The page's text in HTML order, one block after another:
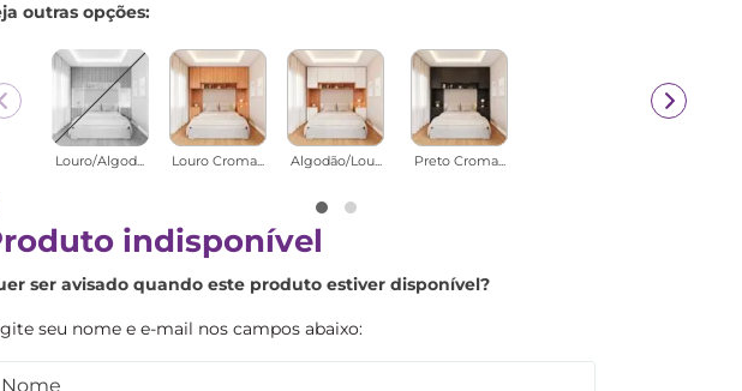
outras opções:
Louro/Algod... Louro Croma... Algodão/Lou... Preto Croma...
indisponível
ser avisado quando este produto estiver disponível?